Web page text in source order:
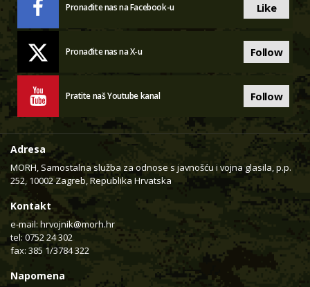
Pronađite nas na Facebook-u Like
Pronađite nas na X-u Follow
Pratite naš Youtube kanal Follow
Adresa
MORH, Samostalna služba za odnose s javnošću i vojna glasila, p.p.
252, 10002 Zagreb, Republika Hrvatska
Kontakt
e-mail: hrvojnik@morh.hr
tel: 0752 24 302
fax: 385 1/3784 322
Napomena